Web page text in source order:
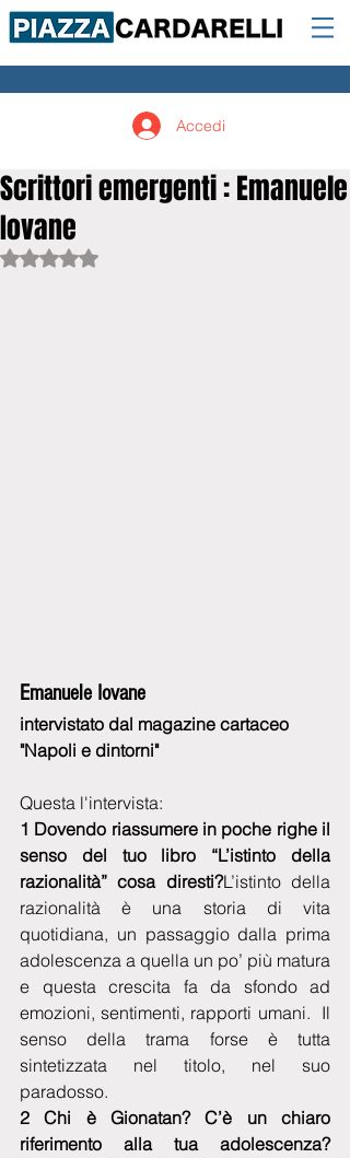
Accedi
Scrittori emergenti : Emanuele
Iovane
Valutazione NaN stelle su 5.
Emanuele Iovane​
intervistato dal magazine cartaceo
"Napoli e dintorni"
Questa l'intervista:
1 Dovendo riassumere in poche righe il
senso del tuo libro “L’istinto della
razionalità” cosa diresti?L’istinto della
razionalità è una storia di vita
quotidiana, un passaggio dalla prima
adolescenza a quella un po’ più matura
e questa crescita fa da sfondo ad
emozioni, sentimenti, rapporti umani.  Il
senso della trama forse è tutta
sintetizzata nel titolo, nel suo
paradosso.
2 Chi è Gionatan? C’è un chiaro
riferimento alla tua adolescenza?